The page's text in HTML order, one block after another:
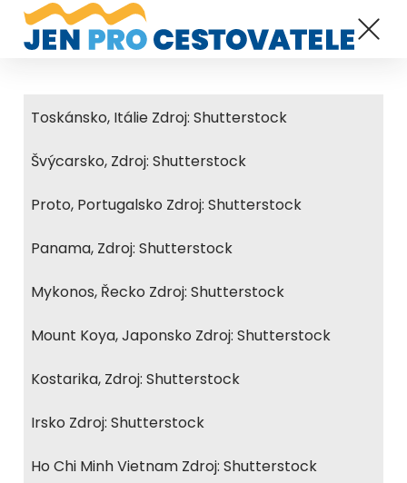
Toskánsko, Itálie Zdroj: Shutterstock
Švýcarsko, Zdroj: Shutterstock
Proto, Portugalsko Zdroj: Shutterstock
Panama, Zdroj: Shutterstock
Mykonos, Řecko Zdroj: Shutterstock
Mount Koya, Japonsko Zdroj: Shutterstock
Kostarika, Zdroj: Shutterstock
Irsko Zdroj: Shutterstock
Ho Chi Minh Vietnam Zdroj: Shutterstock